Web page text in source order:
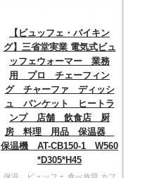
【ビュッフェ・バイキン
グ】三省堂実業 電気式ビュ
ッフェウォーマー 業務
用 プロ チェーフィン
グ チャーファ ディッシ
ュ バンケット ヒートラ
ンプ 店舗 飲食店 厨
房 料理 用品 保温器
保温機 AT-CB150-1 W560
*D305*H45